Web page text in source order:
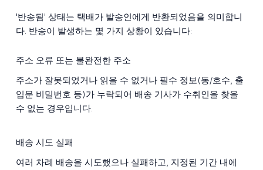
'반송됨' 상태는 택배가 발송인에게 반환되었음을 의미합니
다. 반송이 발생하는 몇 가지 상황이 있습니다:
주소 오류 또는 불완전한 주소
주소가 잘못되었거나 읽을 수 없거나 필수 정보(동/호수, 출
입문 비밀번호 등)가 누락되어 배송 기사가 수취인을 찾을
수 없는 경우입니다.
배송 시도 실패
여러 차례 배송을 시도했으나 실패하고, 지정된 기간 내에